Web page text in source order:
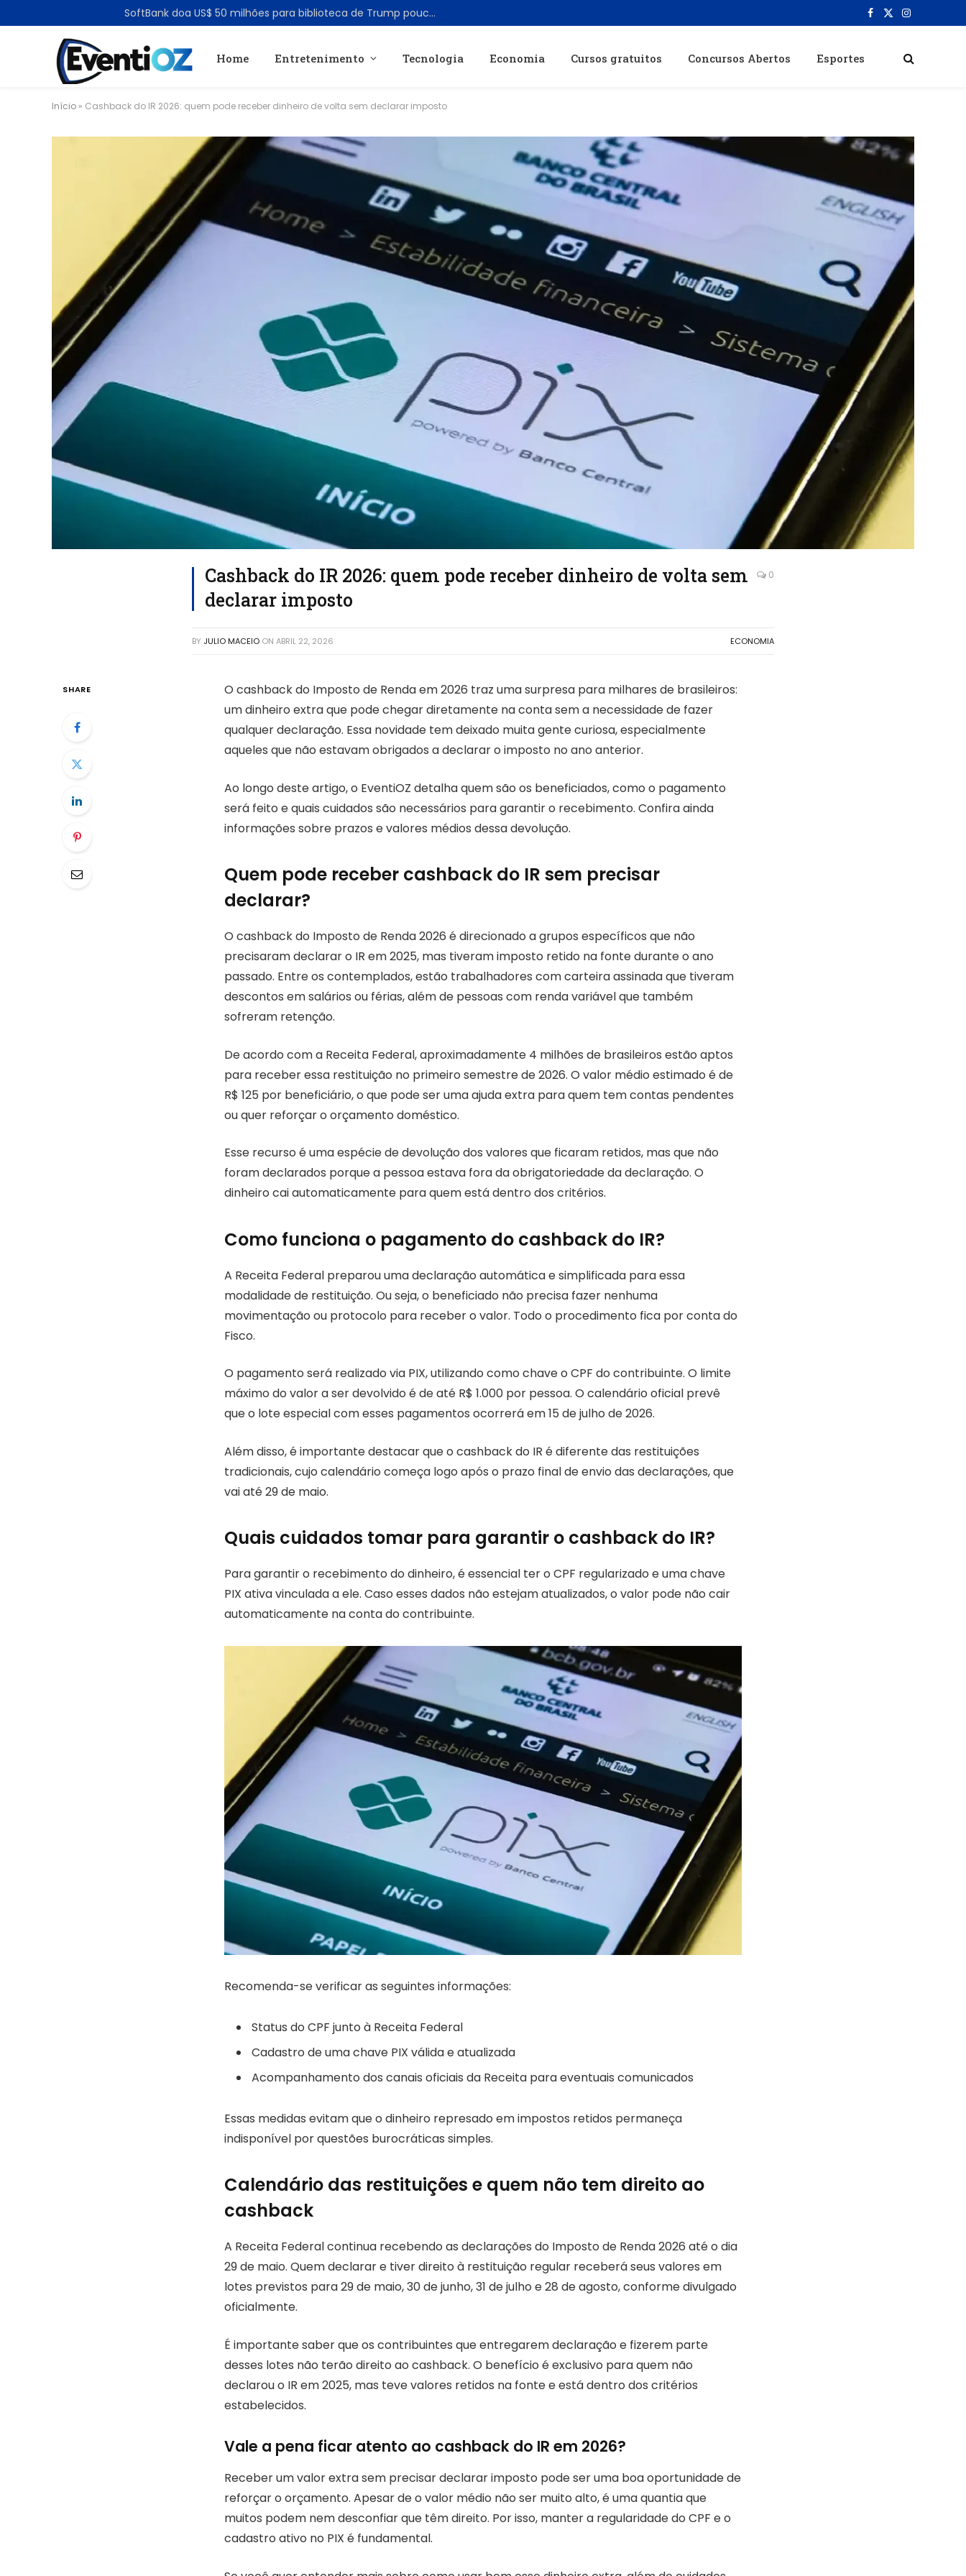
SoftBank doa US$ 50 milhões para biblioteca de Trump pouco antes de acordo para data center federal Facebook
X
Instagram
Home Entretenimento Tecnologia Economia Cursos gratuitos Concursos Abertos Esportes
Início » Cashback do IR 2026: quem pode receber dinheiro de volta sem declarar imposto
Cashback do IR 2026: quem pode receber dinheiro de volta sem
declarar imposto
0
BY JULIO MACEIO ON ABRIL 22, 2026 ECONOMIA
SHARE
O cashback do Imposto de Renda em 2026 traz uma surpresa para milhares de brasileiros:
um dinheiro extra que pode chegar diretamente na conta sem a necessidade de fazer
qualquer declaração. Essa novidade tem deixado muita gente curiosa, especialmente
aqueles que não estavam obrigados a declarar o imposto no ano anterior.
Ao longo deste artigo, o EventiOZ detalha quem são os beneficiados, como o pagamento
será feito e quais cuidados são necessários para garantir o recebimento. Confira ainda
informações sobre prazos e valores médios dessa devolução.
Quem pode receber cashback do IR sem precisar
declarar?
O cashback do Imposto de Renda 2026 é direcionado a grupos específicos que não
precisaram declarar o IR em 2025, mas tiveram imposto retido na fonte durante o ano
passado. Entre os contemplados, estão trabalhadores com carteira assinada que tiveram
descontos em salários ou férias, além de pessoas com renda variável que também
sofreram retenção.
De acordo com a Receita Federal, aproximadamente 4 milhões de brasileiros estão aptos
para receber essa restituição no primeiro semestre de 2026. O valor médio estimado é de
R$ 125 por beneficiário, o que pode ser uma ajuda extra para quem tem contas pendentes
ou quer reforçar o orçamento doméstico.
Esse recurso é uma espécie de devolução dos valores que ficaram retidos, mas que não
foram declarados porque a pessoa estava fora da obrigatoriedade da declaração. O
dinheiro cai automaticamente para quem está dentro dos critérios.
Como funciona o pagamento do cashback do IR?
A Receita Federal preparou uma declaração automática e simplificada para essa
modalidade de restituição. Ou seja, o beneficiado não precisa fazer nenhuma
movimentação ou protocolo para receber o valor. Todo o procedimento fica por conta do
Fisco.
O pagamento será realizado via PIX, utilizando como chave o CPF do contribuinte. O limite
máximo do valor a ser devolvido é de até R$ 1.000 por pessoa. O calendário oficial prevê
que o lote especial com esses pagamentos ocorrerá em 15 de julho de 2026.
Além disso, é importante destacar que o cashback do IR é diferente das restituições
tradicionais, cujo calendário começa logo após o prazo final de envio das declarações, que
vai até 29 de maio.
Quais cuidados tomar para garantir o cashback do IR?
Para garantir o recebimento do dinheiro, é essencial ter o CPF regularizado e uma chave
PIX ativa vinculada a ele. Caso esses dados não estejam atualizados, o valor pode não cair
automaticamente na conta do contribuinte.
Recomenda-se verificar as seguintes informações:
Status do CPF junto à Receita Federal
Cadastro de uma chave PIX válida e atualizada
Acompanhamento dos canais oficiais da Receita para eventuais comunicados
Essas medidas evitam que o dinheiro represado em impostos retidos permaneça
indisponível por questões burocráticas simples.
Calendário das restituições e quem não tem direito ao
cashback
A Receita Federal continua recebendo as declarações do Imposto de Renda 2026 até o dia
29 de maio. Quem declarar e tiver direito à restituição regular receberá seus valores em
lotes previstos para 29 de maio, 30 de junho, 31 de julho e 28 de agosto, conforme divulgado
oficialmente.
É importante saber que os contribuintes que entregarem declaração e fizerem parte
desses lotes não terão direito ao cashback. O benefício é exclusivo para quem não
declarou o IR em 2025, mas teve valores retidos na fonte e está dentro dos critérios
estabelecidos.
Vale a pena ficar atento ao cashback do IR em 2026?
Receber um valor extra sem precisar declarar imposto pode ser uma boa oportunidade de
reforçar o orçamento. Apesar de o valor médio não ser muito alto, é uma quantia que
muitos podem nem desconfiar que têm direito. Por isso, manter a regularidade do CPF e o
cadastro ativo no PIX é fundamental.